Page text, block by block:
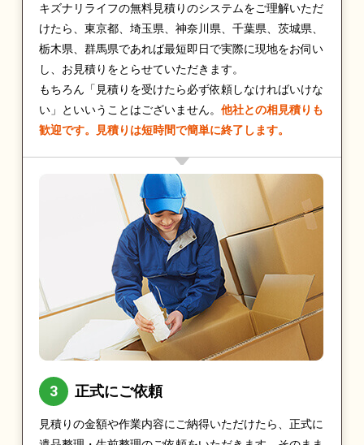
キズナリライフの無料見積りのシステムをご理解いただ
けたら、東京都、埼玉県、神奈川県、千葉県、茨城県、
栃木県、群馬県であれば最短即日で実際に現地をお伺い
し、お見積りをとらせていただきます。
もちろん「見積りを受けたら必ず依頼しなければいけな
い」といいうことはございません。 他社との相見積りも
歓迎です。見積りは短時間で簡単に終了します。
正式にご依頼
見積りの金額や作業内容にご納得いただけたら、正式に